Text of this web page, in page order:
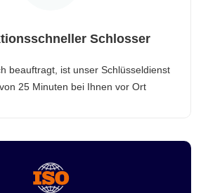
Schlosser
beauftragt, ist unser Schlüsseldienst
25 Minuten bei Ihnen vor Ort